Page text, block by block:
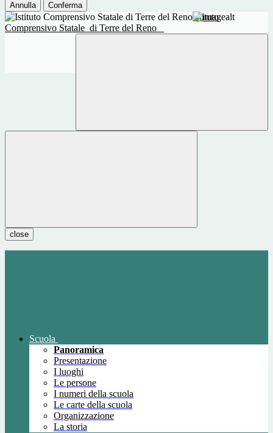
Annulla Conferma
Istituto
Comprensivo Statale di Terre del Reno
close
Scuola
Panoramica
Presentazione
I luoghi
Le persone
I numeri della scuola
Le carte della scuola
Organizzazione
La storia